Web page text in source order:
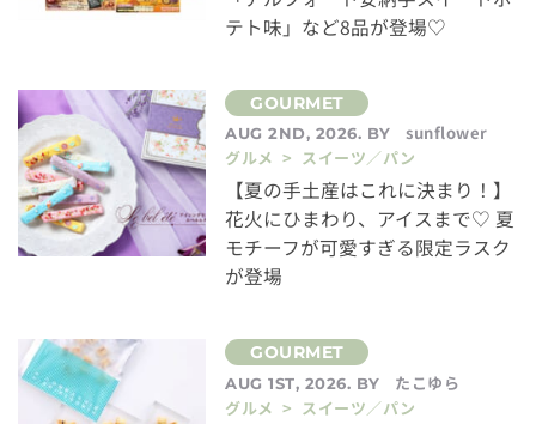
テト味」など8品が登場♡
AUG 2ND, 2026. BY
sunflower
グルメ > スイーツ／パン
【夏の手土産はこれに決まり！】
花火にひまわり、アイスまで♡ 夏
モチーフが可愛すぎる限定ラスク
が登場
AUG 1ST, 2026. BY
たこゆら
グルメ > スイーツ／パン